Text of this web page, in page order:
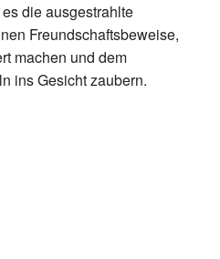
die ausgestrahlte
Freundschaftsbeweise,
machen und dem
ins Gesicht zaubern.